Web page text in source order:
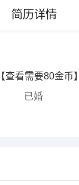
简历详情
【查看需要80金币】
已婚